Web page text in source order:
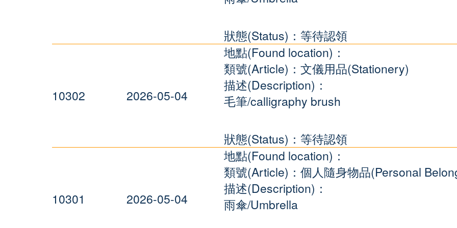
狀態(Status)：等待認領
10302 2026-05-04
地點(Found location)：
類號(Article)：文儀用品(Stationery)
描述(Description)：
毛筆/calligraphy brush
狀態(Status)：等待認領
10301 2026-05-04
地點(Found location)：
類號(Article)：個人隨身物品(Personal
描述(Description)：
雨傘/Umbrella